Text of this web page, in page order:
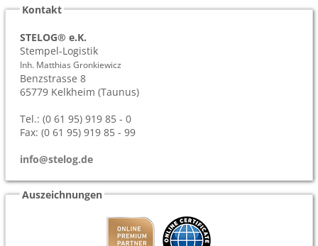
Kontakt
STELOG® e.K.
Stempel-Logistik
Inh. Matthias Gronkiewicz
Benzstrasse 8
65779 Kelkheim (Taunus)
Tel.: (0 61 95) 919 85 - 0
Fax: (0 61 95) 919 85 - 99
info@stelog.de
Auszeichnungen